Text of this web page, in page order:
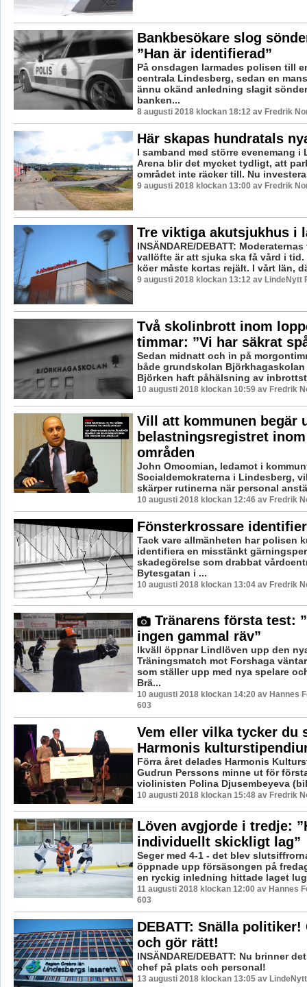
Bankbesökare slog
”Han är identifierad”
På onsdagen larmades polisen till
centrala Lindesberg, sedan en
ännu okänd anledning slagit
banken...
8 augusti 2018 klockan 18:12 av Fredrik
Här skapas hundratals
I samband med större evenemang i
Arena blir det mycket tydligt, att
området inte räcker till. Nu
9 augusti 2018 klockan 13:00 av Fredrik
Tre viktiga akutsjukhus i
INSÄNDARE/DEBATT:
vallöfte är att sjuka ska få vård i tid.
köer måste kortas rejält. I vårt län,
9 augusti 2018 klockan 13:12 av LindeNytt
Två skolinbrott inom
timmar: ”Vi har säkrat
Sedan midnatt och in på
både grundskolan
Björken haft påhälsning av
10 augusti 2018 klockan 10:59 av Fredrik
Vill att kommunen begär
belastningsregistret
områden
John Omoomian, ledamot i
Socialdemokraterna i Lindesberg,
skärper rutinerna när personal
10 augusti 2018 klockan 12:46 av Fredrik
Fönsterkrossare
Tack vare allmänheten har polisen
identifiera en misstänkt
skadegörelse som drabbat
Bytesgatan i ...
10 augusti 2018 klockan 13:04 av Fredrik
Tränarens första test:
ingen gammal räv”
Ikväll öppnar Lindlöven upp den
Träningsmatch mot Forshaga
som ställer upp med nya spelare
Brä...
10 augusti 2018 klockan 14:20 av Hannes
603
Vem eller vilka tycker du
Harmonis
Förra året delades Harmonis
Gudrun Perssons minne ut för
violinisten Polina Djusembeyeva
10 augusti 2018 klockan 15:48 av Fredrik
Löven avgjorde i tredje:
individuellt skickligt lag”
Seger med 4-1 - det blev
öppnade upp försäsongen på
en ryckig inledning hittade laget
11 augusti 2018 klockan 12:00 av Hannes
603
DEBATT: Snälla politiker!
och gör rätt!
INSÄNDARE/DEBATT: Nu brinner
chef på plats och personal!
13 augusti 2018 klockan 13:05 av